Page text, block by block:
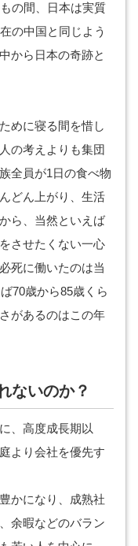
の間、日本は実質
の中国と同じよう
から日本の奇跡と
めに寝る間を惜し
の考えよりも集団
全員が1日の食べ物
どん上がり、生活
ら、当然といえば
させたくない一心
死に働いたのは当
70歳から85歳くら
があるのはこの年
ないのか？
、高度成長期以
より会社を優先す
かになり、成熟社
余暇などのバラン